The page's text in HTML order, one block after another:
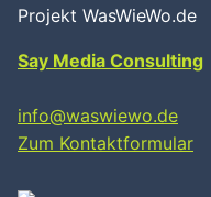
Projekt WasWieWo.de
Say Media Consulting
info@waswiewo.de
Zum Kontaktformular